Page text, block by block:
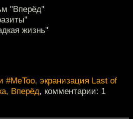
"Вперёд"
жизнь"
#MeToo, экранизация Last of
Вперёд, комментарии: 1